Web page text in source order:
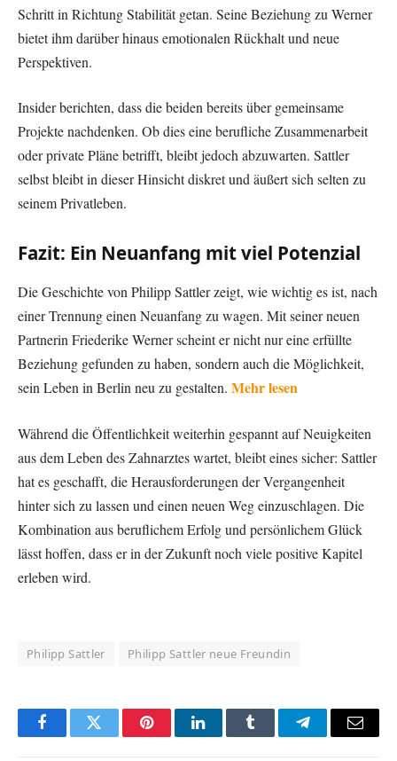
Schritt in Richtung Stabilität getan. Seine Beziehung zu Werner
bietet ihm darüber hinaus emotionalen Rückhalt und neue
Perspektiven.
Insider berichten, dass die beiden bereits über gemeinsame
Projekte nachdenken. Ob dies eine berufliche Zusammenarbeit
oder private Pläne betrifft, bleibt jedoch abzuwarten. Sattler
selbst bleibt in dieser Hinsicht diskret und äußert sich selten zu
seinem Privatleben.
Fazit: Ein Neuanfang mit viel Potenzial
Die Geschichte von Philipp Sattler zeigt, wie wichtig es ist, nach
einer Trennung einen Neuanfang zu wagen. Mit seiner neuen
Partnerin Friederike Werner scheint er nicht nur eine erfüllte
Beziehung gefunden zu haben, sondern auch die Möglichkeit,
sein Leben in Berlin neu zu gestalten. Mehr lesen
Während die Öffentlichkeit weiterhin gespannt auf Neuigkeiten
aus dem Leben des Zahnarztes wartet, bleibt eines sicher: Sattler
hat es geschafft, die Herausforderungen der Vergangenheit
hinter sich zu lassen und einen neuen Weg einzuschlagen. Die
Kombination aus beruflichem Erfolg und persönlichem Glück
lässt hoffen, dass er in der Zukunft noch viele positive Kapitel
erleben wird.
Philipp Sattler Philipp Sattler neue Freundin
FacebookTwitter PinterestLinkedInTumblr TelegramEmail